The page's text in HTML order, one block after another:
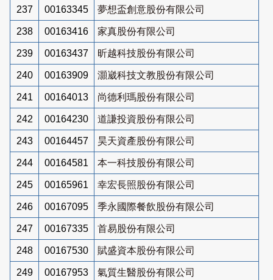
237 00163345 夢想盃創意股份有限公司
238 00163416 家真股份有限公司
239 00163437 昕越科技股份有限公司
240 00163909 灝崴科技文教股份有限公司
241 00164013 尚德利瑪股份有限公司
242 00164230 道謙投資股份有限公司
243 00164457 昊天資產股份有限公司
244 00164581 本一科技股份有限公司
245 00165961 幸宏長照股份有限公司
246 00167095 季永國際餐飲股份有限公司
247 00167335 首易股份有限公司
248 00167530 賦盛資本股份有限公司
249 00167953 氣質生醫股份有限公司